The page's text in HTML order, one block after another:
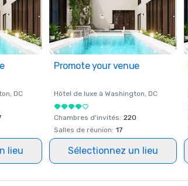
, DC
lieu
Promote your venue
Hôtel de luxe à Washington, DC
Chambres d'invités: 220
Salles de réunion: 17
Sélectionnez un lieu